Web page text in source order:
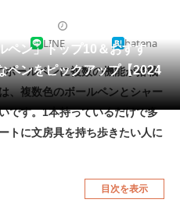
家電
本・DVD・CD
生活用品
美容・コスメ
ペン」トップ10＆おすす
ンをピックアップ【2024
LINE hatena
ールペンに複数の機能が搭載
、複数色のボールペンとシャー
です。1本持っているだけで多
トに文房具を持ち歩きたい人に
目次を表示